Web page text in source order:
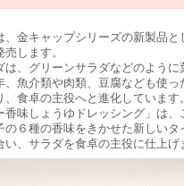
金キャップシリーズの新製品と
します。
、グリーンサラダなどのように
、魚介類や肉類、豆腐なども使
、食卓の主役へと進化しています。
味しょうゆドレッシング」は、
の６種の香味をきかせた新しい
い、サラダを食卓の主役に仕上げ